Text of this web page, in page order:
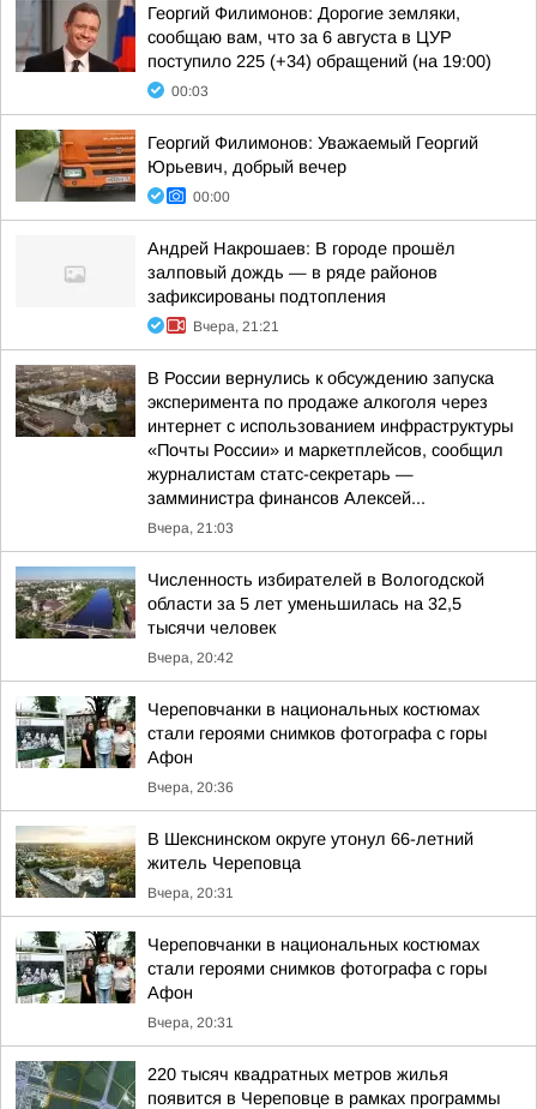
Георгий Филимонов: Дорогие земляки,
сообщаю вам, что за 6 августа в ЦУР
поступило 225 (+34) обращений (на 19:00)
00:03
Георгий Филимонов: Уважаемый Георгий
Юрьевич, добрый вечер
00:00
Андрей Накрошаев: В городе прошёл
залповый дождь — в ряде районов
зафиксированы подтопления
Вчера, 21:21
В России вернулись к обсуждению запуска
эксперимента по продаже алкоголя через
интернет с использованием инфраструктуры
«Почты России» и маркетплейсов, сообщил
журналистам статс-секретарь —
замминистра финансов Алексей...
Вчера, 21:03
Численность избирателей в Вологодской
области за 5 лет уменьшилась на 32,5
тысячи человек
Вчера, 20:42
Череповчанки в национальных костюмах
стали героями снимков фотографа с горы
Афон
Вчера, 20:36
В Шекснинском округе утонул 66-летний
житель Череповца
Вчера, 20:31
Череповчанки в национальных костюмах
стали героями снимков фотографа с горы
Афон
Вчера, 20:31
220 тысяч квадратных метров жилья
появится в Череповце в рамках программы